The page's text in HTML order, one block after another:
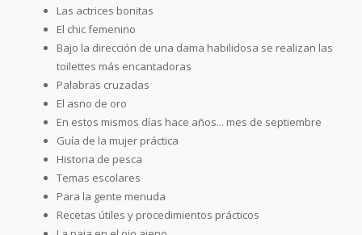
Las actrices bonitas
El chic femenino
Bajo la dirección de una dama habilidosa se realizan las
toilettes más encantadoras
Palabras cruzadas
El asno de oro
En estos mismos días hace años... mes de septiembre
Guía de la mujer práctica
Historia de pesca
Temas escolares
Para la gente menuda
Recetas útiles y procedimientos prácticos